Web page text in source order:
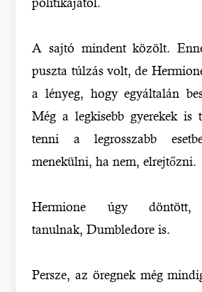
A sajtó mindent közölt.
puszta túlzás volt, de
a lényeg, hogy egyáltalán
Még a legkisebb gyerekek is
tenni a legrosszabb
menekülni, ha nem, elrejtőzni.
Hermione úgy döntött,
tanulnak, Dumbledore is.
Persze, az öregnek még